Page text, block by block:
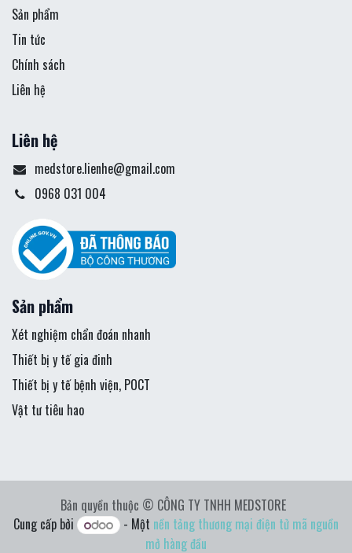
Sản phẩm
Tin tức
Chính sách
Liên hệ
Liên hệ
medstore.lienhe@gmail.com
0968 031 004
Sản phẩm
Xét nghiệm chẩn đoán nhanh
Thiết bị y tế gia đinh
Thiết bị y tế bệnh viện, POCT
Vật tư tiêu hao
Bản quyền thuộc © CÔNG TY TNHH MEDSTORE
Cung cấp bởi
- Một nền tảng thương mại điện tử mã nguồn
mở hàng đầu